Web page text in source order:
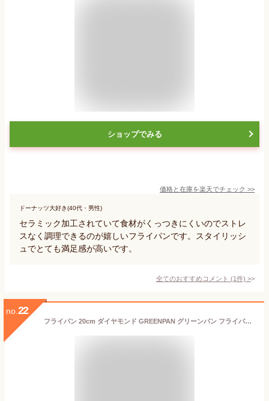
ショップでみる
価格と在庫を楽天でチェック >>
ドーナッツ大好き(40代・男性)
セラミック加工されていて食材がくっつきにくいのでストレ
スなく調理できるのが嬉しいフライパンです。スタイリッシ
ュでとても満足感が高いです。
全てのおすすめコメント (1件) >
no. 22
フライパン 20cm ダイヤモンド GREENPAN グリーンパン フライパン 20cm ヴェニス プロ グリーンパン フライパン ギフト オーブン ih 20cm お手入れ簡単 コーティング 調理器具 フッ素加工なし 耐久性 丈夫 熱伝導 ガス PFAS FREE